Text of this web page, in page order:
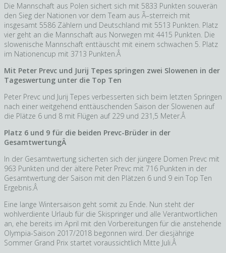
Die Mannschaft aus Polen sichert sich mit 5833 Punkten souverän
den Sieg der Nationen vor dem Team aus Ã–sterreich mit
insgesamt 5586 Zählern und Deutschland mit 5513 Punkten. Platz
vier geht an die Mannschaft aus Norwegen mit 4415 Punkten. Die
slowenische Mannschaft enttäuscht mit einem schwachen 5. Platz
im Nationencup mit 3713 Punkten.Â
Mit Peter Prevc und Jurij Tepes springen zwei Slowenen in der
Tageswertung unter die Top Ten
Peter Prevc und Jurij Tepes verbesserten sich beim letzten Springen
nach einer weitgehend enttäuschenden Saison der Slowenen auf
die Plätze 6 und 8 mit Flügen auf 229 und 231,5 Meter.Â
Platz 6 und 9 für die beiden Prevc-Brüder in der
GesamtwertungÂ
In der Gesamtwertung sicherten sich der jüngere Domen Prevc mit
963 Punkten und der ältere Peter Prevc mit 716 Punkten in der
Gesamtwertung der Saison mit den Plätzen 6 und 9 ein Top Ten
Ergebnis.Â
Eine lange Wintersaison geht somit zu Ende. Nun steht der
wohlverdiente Urlaub für die Skispringer und alle Verantwortlichen
an, ehe bereits im April mit den Vorbereitungen für die anstehende
Olympia-Saison 2017/2018 begonnen wird. Der diesjährige
Sommer Grand Prix startet voraussichtlich Mitte Juli.Â